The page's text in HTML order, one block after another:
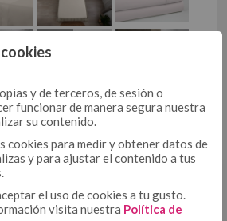
COJÍN
COJÍN 50/50
PLAIDS Y MANTITAS
PLAIDS
MANTITAS
CON VELCRO
TIPO COLCHA
NÓRDICO
NÓRDICO DE MICROFIBRA
PERLA PERLA
y de terceros, de sesión o
funcionar de manera segura nuestra
su contenido.
cookies para medir y obtener datos de
y para ajustar el contenido a tus
el uso de cookies a tu gusto.
visita nuestra Política de